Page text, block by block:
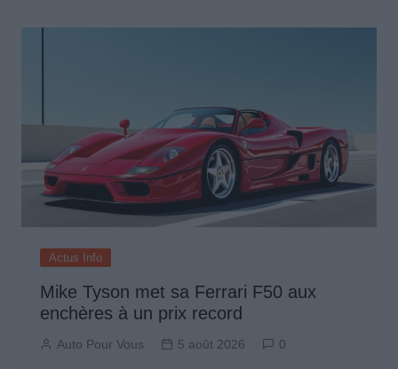
Actus Info
Mike Tyson met sa Ferrari F50 aux
enchères à un prix record
Auto Pour Vous 5 août 2026 0